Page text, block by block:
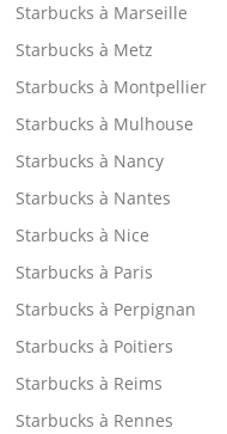
Starbucks à Marseille
Starbucks à Metz
Starbucks à Montpellier
Starbucks à Mulhouse
Starbucks à Nancy
Starbucks à Nantes
Starbucks à Nice
Starbucks à Paris
Starbucks à Perpignan
Starbucks à Poitiers
Starbucks à Reims
Starbucks à Rennes